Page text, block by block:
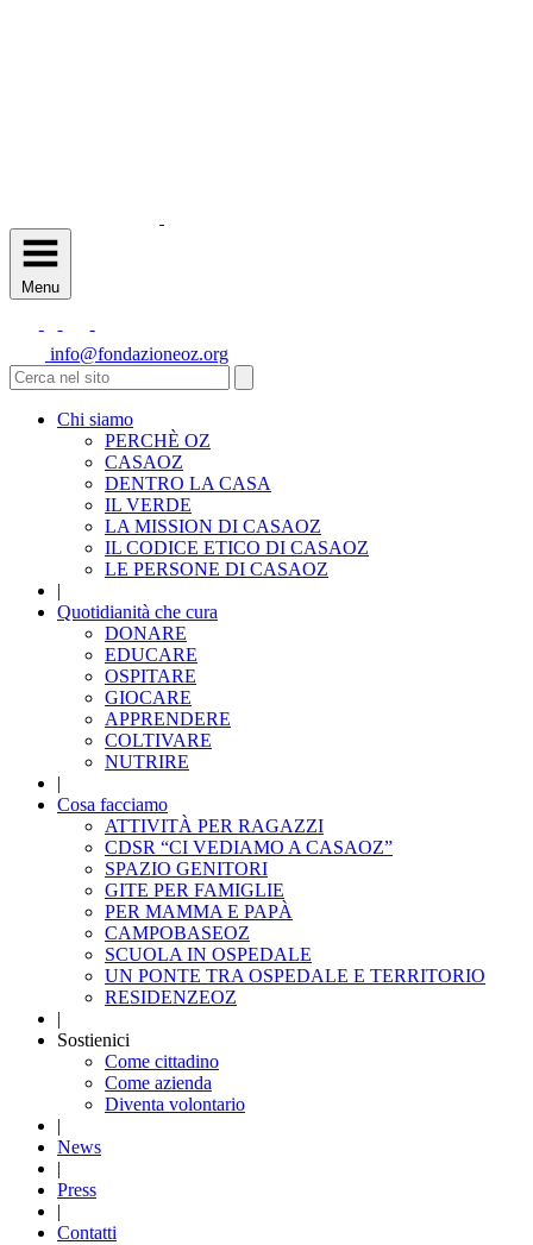
Menu
info@fondazioneoz.org
Chi siamo
PERCHÈ OZ
CASAOZ
DENTRO LA CASA
IL VERDE
LA MISSION DI CASAOZ
IL CODICE ETICO DI CASAOZ
LE PERSONE DI CASAOZ
|
Quotidianità che cura
DONARE
EDUCARE
OSPITARE
GIOCARE
APPRENDERE
COLTIVARE
NUTRIRE
|
Cosa facciamo
ATTIVITÀ PER RAGAZZI
CDSR “CI VEDIAMO A CASAOZ”
SPAZIO GENITORI
GITE PER FAMIGLIE
PER MAMMA E PAPÀ
CAMPOBASEOZ
SCUOLA IN OSPEDALE
UN PONTE TRA OSPEDALE E TERRITORIO
RESIDENZEOZ
|
Sostienici
Come cittadino
Come azienda
Diventa volontario
|
News
|
Press
|
Contatti